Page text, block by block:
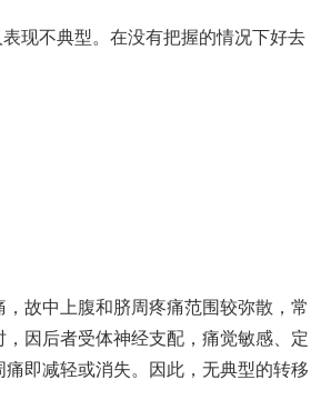
不典型。在没有把握的情况下好去
故中上腹和脐周疼痛范围较弥散，常
因后者受体神经支配，痛觉敏感、定
即减轻或消失。因此，无典型的转移